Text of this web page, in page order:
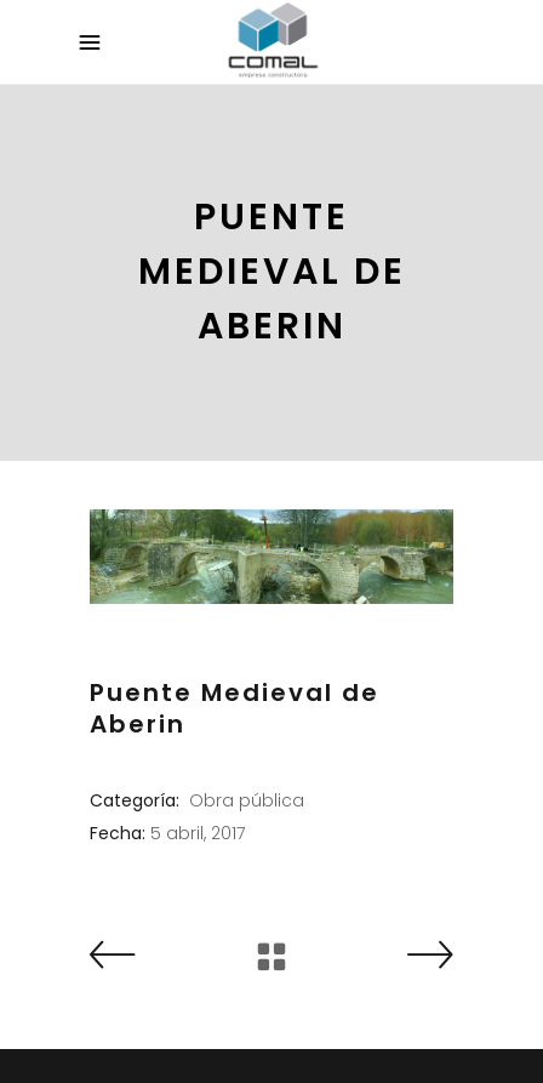
PUENTE
MEDIEVAL DE
ABERIN
Puente Medieval de
Aberin
Categoría: Obra pública
Fecha: 5 abril, 2017